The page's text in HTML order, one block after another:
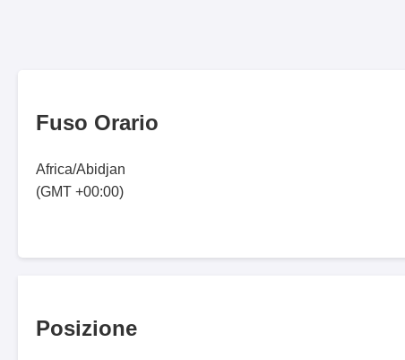
Fuso Orario
Africa/Abidjan
(GMT +00:00)
Posizione